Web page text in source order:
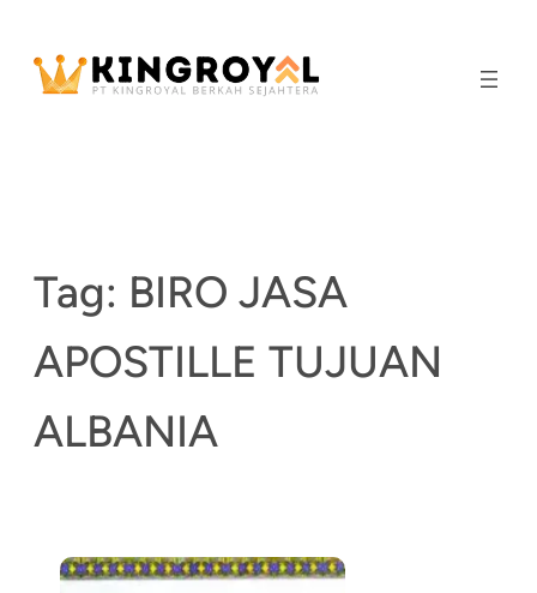
content
Tag: BIRO JASA
APOSTILLE TUJUAN
ALBANIA